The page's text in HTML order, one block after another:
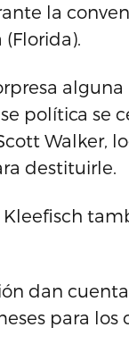
la
alguna
política se
Walker,
destituirle.
dan
para los